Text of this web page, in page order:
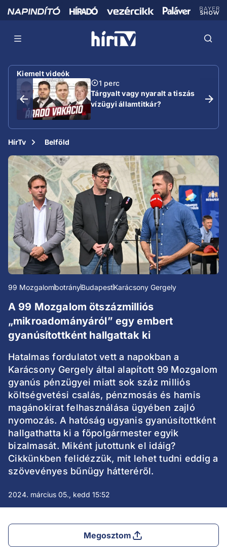
Kiemelt videók
1 perc
Tárgyalt vagy nyaralt a tiszás
vízügyi államtitkár?
HírTv Belföld
99 MozgalombotrányBudapestKarácsony Gergely
A 99 Mozgalom ötszázmilliós
„mikroadományáról” egy embert
gyanúsítottként hallgattak ki
Hatalmas fordulatot vett a napokban a
Karácsony Gergely által alapított 99 Mozgalom
gyanús pénzügyei miatt sok száz milliós
költségvetési csalás, pénzmosás és hamis
magánokirat felhasználása ügyében zajló
nyomozás. A hatóság ugyanis gyanúsítottként
hallgathatta ki a főpolgármester egyik
bizalmasát. Miként jutottunk el idáig?
Cikkünkben felidézzük, mit lehet tudni eddig a
szövevényes bűnügy hátteréről.
2024. március 05., kedd 15:52
Megosztom